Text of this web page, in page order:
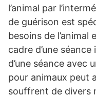
l’animal par
de guérison est
besoins de
cadre d’une séance
d’une séance avec
pour animaux peut
souffrent de divers